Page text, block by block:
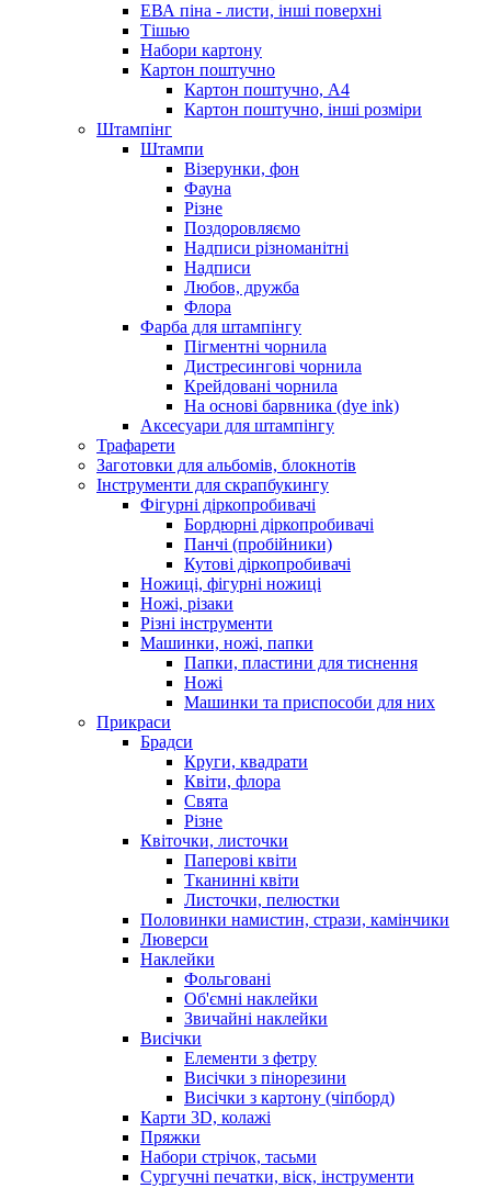
ЕВА піна - листи, інші поверхні
Тішью
Набори картону
Картон поштучно
Картон поштучно, А4
Картон поштучно, інші розміри
Штампінг
Штампи
Візерунки, фон
Фауна
Різне
Поздоровляємо
Надписи різноманітні
Надписи
Любов, дружба
Флора
Фарба для штампінгу
Пігментні чорнила
Дистресингові чорнила
Крейдовані чорнила
На основі барвника (dye ink)
Аксесуари для штампінгу
Трафарети
Заготовки для альбомів, блокнотів
Інструменти для скрапбукингу
Фігурні діркопробивачі
Бордюрні діркопробивачі
Панчі (пробійники)
Кутові діркопробивачі
Ножиці, фігурні ножиці
Ножі, різаки
Різні інструменти
Машинки, ножі, папки
Папки, пластини для тиснення
Ножі
Машинки та приспособи для них
Прикраси
Брадси
Круги, квадрати
Квіти, флора
Свята
Різне
Квіточки, листочки
Паперові квіти
Тканинні квіти
Листочки, пелюстки
Половинки намистин, стрази, камінчики
Люверси
Наклейки
Фольговані
Об'ємні наклейки
Звичайні наклейки
Висічки
Елементи з фетру
Висічки з пінорезини
Висічки з картону (чіпборд)
Карти 3D, колажі
Пряжки
Набори стрічок, тасьми
Сургучні печатки, віск, інструменти